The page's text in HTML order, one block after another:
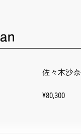
佐々木沙奈
¥80,300